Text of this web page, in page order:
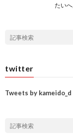
たい
twitter
Tweets by kameido_d